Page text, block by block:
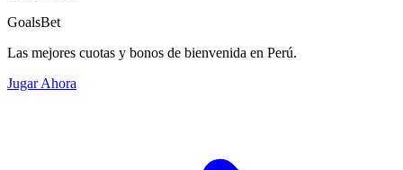
GoalsBet
Las mejores cuotas y bonos de bienvenida en Perú.
Jugar Ahora